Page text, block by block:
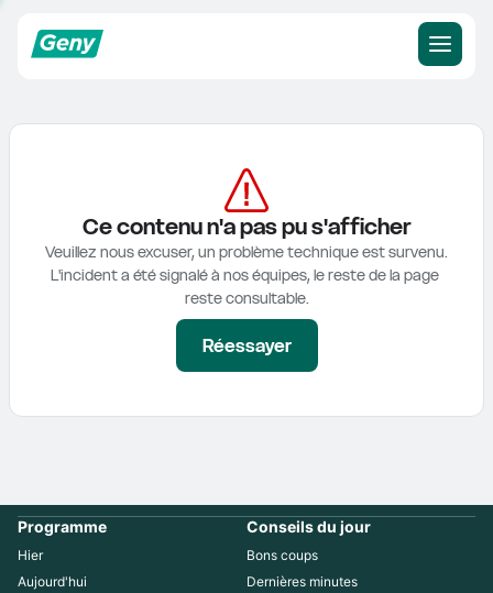
Ce contenu n'a pas pu s'afficher
Veuillez nous excuser, un problème technique est survenu.
L'incident a été signalé à nos équipes, le reste de la page
reste consultable.
Réessayer
Programme
Hier
Aujourd'hui
Conseils du jour
Bons coups
Dernières minutes